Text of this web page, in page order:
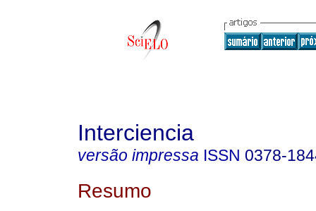
Interciencia
versão impressa ISSN 0378-
Resumo